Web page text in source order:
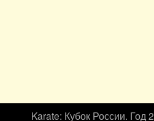
Karate: Кубок России. Год